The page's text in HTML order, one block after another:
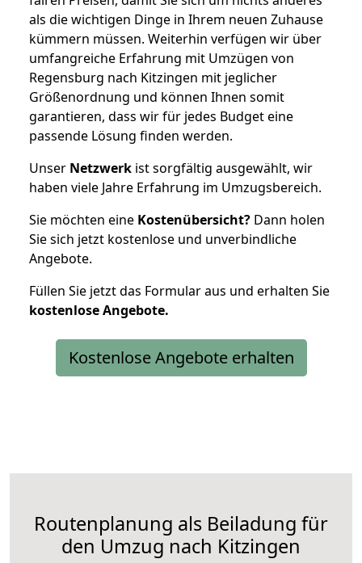
als die wichtigen Dinge in Ihrem neuen Zuhause
kümmern müssen. Weiterhin verfügen wir über
umfangreiche Erfahrung mit Umzügen von
Regensburg nach Kitzingen mit jeglicher
Größenordnung und können Ihnen somit
garantieren, dass wir für jedes Budget eine
passende Lösung finden werden.
Unser Netzwerk ist sorgfältig ausgewählt, wir
haben viele Jahre Erfahrung im Umzugsbereich.
Sie möchten eine Kostenübersicht? Dann holen
Sie sich jetzt kostenlose und unverbindliche
Angebote.
Füllen Sie jetzt das Formular aus und erhalten Sie
kostenloseAngebote.
Kostenlose Angebote erhalten
Routenplanung als Beiladung für
den Umzug nach Kitzingen